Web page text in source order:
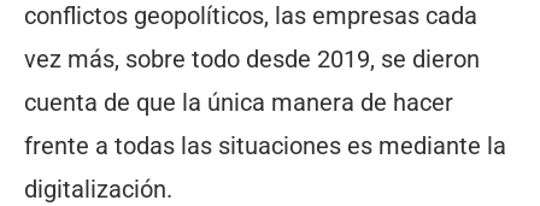
conflictos geopolíticos, las empresas cada
vez más, sobre todo desde 2019, se dieron
cuenta de que la única manera de hacer
frente a todas las situaciones es mediante la
digitalización.